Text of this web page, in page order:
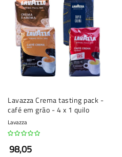
Lavazza Crema tasting pack -
café em grão - 4 x 1 quilo
Lavazza
98,05